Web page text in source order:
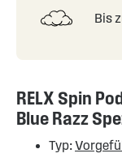
Bis
RELX Spin
Blue Razz
Typ: